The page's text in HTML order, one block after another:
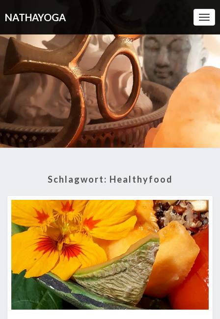
NATHAYOGA
Schlagwort: Healthyfood